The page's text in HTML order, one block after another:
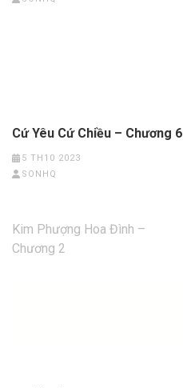
Cứ Yêu Cứ Chiều – Chương 6
5 TH10 2023
SONHQ
Điều
hướng
Kim Phượng Hoa Đình –
Chương 2